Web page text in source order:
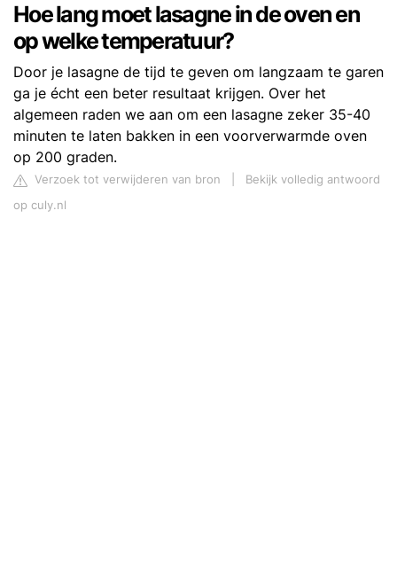
Hoe lang moet lasagne in de oven en
op welke temperatuur?
Door je lasagne de tijd te geven om langzaam te garen
ga je écht een beter resultaat krijgen. Over het
algemeen raden we aan om een lasagne zeker 35-40
minuten te laten bakken in een voorverwarmde oven
op 200 graden.
Verzoek tot verwijderen van bron
Bekijk volledig antwoord
op culy.nl